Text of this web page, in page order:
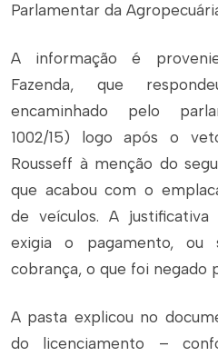
Parlamentar da
A informação é
Fazenda, que
encaminhado pelo
1002/15) logo após o
Rousseff à menção do
que acabou com o
de veículos. A
exigia o pagamento, ou
cobrança, o que foi negado
A pasta explicou no
do licenciamento –